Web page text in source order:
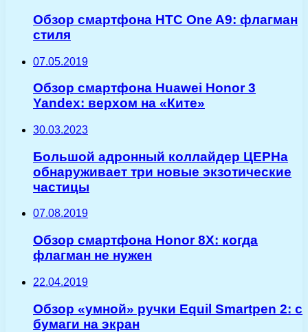
Обзор смартфона HTC One A9: флагман
стиля
07.05.2019
Обзор смартфона Huawei Honor 3
Yandex: верхом на «Ките»
30.03.2023
Большой адронный коллайдер ЦЕРНа
обнаруживает три новые экзотические
частицы
07.08.2019
Обзор смартфона Honor 8X: когда
флагман не нужен
22.04.2019
Обзор «умной» ручки Equil Smartpen 2: с
бумаги на экран